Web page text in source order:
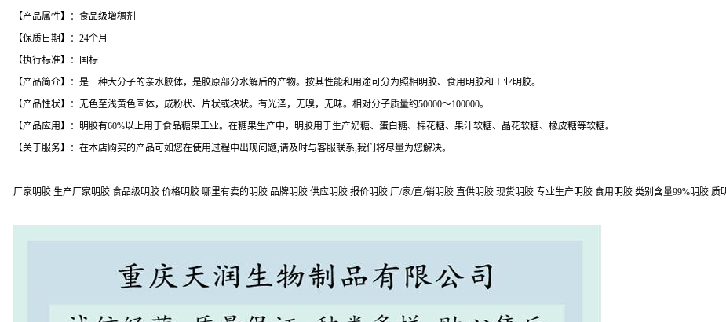
【产品属性】：食品级增稠剂
【保质日期】：24个月
【执行标准】：国标
【产品简介】：是一种大分子的亲水胶体，是胶原部分水解后的产物。按其性能和用途可分为照相明胶、食用明胶和工业明胶。
【产品性状】：无色至浅黄色固体，成粉状、片状或块状。有光泽，无嗅，无味。相对分子质量约50000～100000。
【产品应用】：明胶有60%以上用于食品糖果工业。在糖果生产中，明胶用于生产奶糖、蛋白糖、棉花糖、果汁软糖、晶花软糖、橡皮糖等软糖。
【关于服务】：在本店购买的产品可如您在使用过程中出现问题,请及时与客服联系,我们将尽量为您解决。
厂家明胶 生产厂家明胶 食品级明胶 价格明胶 哪里有卖的明胶 品牌明胶 供应明胶 报价明胶 厂/家/直/销明胶 直供明胶 现货明胶 专业生产明胶 食用明胶 类别含量99%明胶